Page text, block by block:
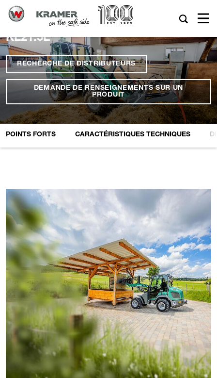
KL21.5L
RECHERCHE DE DISTRIBUTEURS
DEMANDE DE RENSEIGNEMENTS SUR UN
PRODUIT
POINTS FORTS CARACTÉRISTIQUES TECHNIQUES